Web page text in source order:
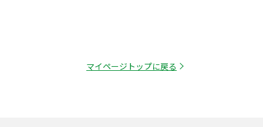
マイページトップに戻る